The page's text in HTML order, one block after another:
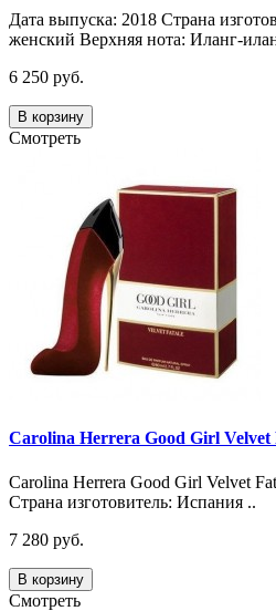
Дата выпуска: 2018 Страна
женский Верхняя нота: Иланг-
6 250 руб.
В корзину
Смотреть
Carolina Herrera Good Girl Velvet
Carolina Herrera Good Girl Velvet
Страна изготовитель: Испания ..
7 280 руб.
В корзину
Смотреть